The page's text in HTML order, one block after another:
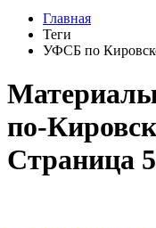
Главная
Теги
УФСБ по
по-
Страница 5